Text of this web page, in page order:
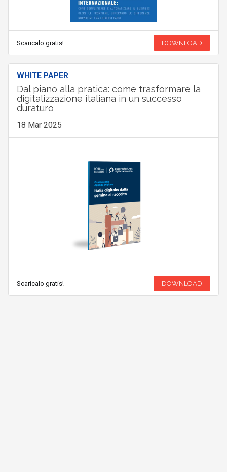
Scaricalo gratis! DOWNLOAD
WHITE PAPER
Dal piano alla pratica: come trasformare la
digitalizzazione italiana in un successo
duraturo
18 Mar 2025
Scaricalo gratis! DOWNLOAD